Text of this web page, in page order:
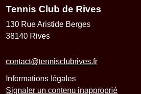
Tennis Club de Rives
130 Rue Aristide Berges
38140 Rives
contact@tennisclubrives.fr
Informations légales
Signaler un contenu inapproprié